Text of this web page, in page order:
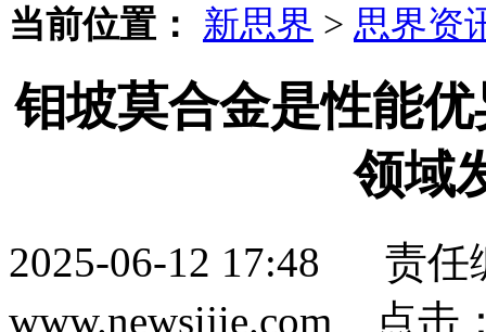
当前位置： 新思界 > 思界资
钼坡莫合金是性能
领域
2025-06-12 17:48 责
www.newsijie.com 点击